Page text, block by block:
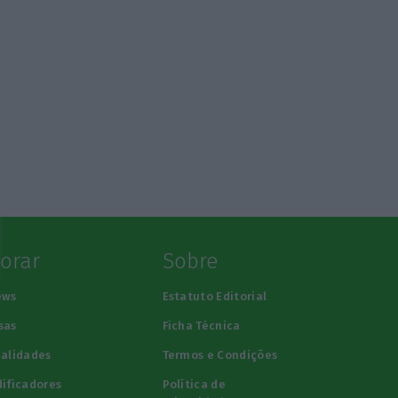
Sobre
Estatuto Editorial
Ficha Técnica
Termos e Condições
Política de